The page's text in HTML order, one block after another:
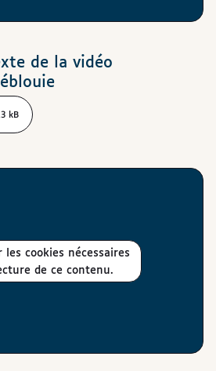
de la vidéo
kB
de ce contenu.